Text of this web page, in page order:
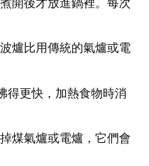
爐比用傳統的氣爐或電
更快，加熱食物時消
煤氣爐或電爐，它們會